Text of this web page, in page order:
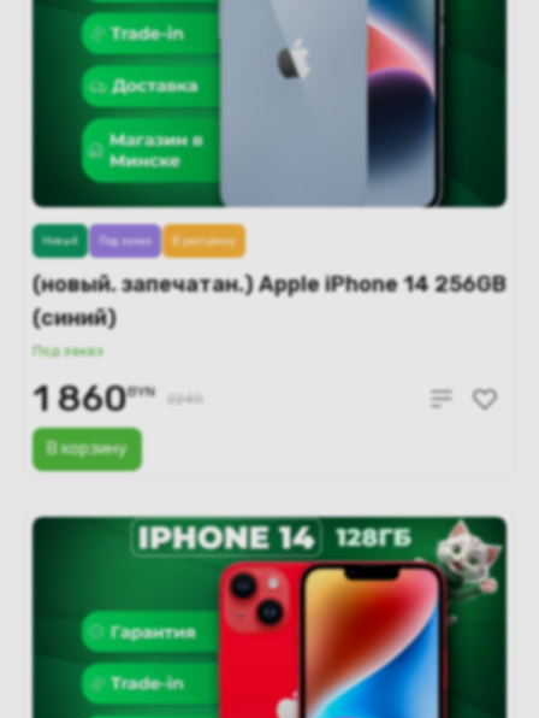
(новый. запечатан.) Apple iPhone 14 256GB
(синий)
Под заказ
В корзину
Новый Под заказ В рассрочку
1 860BYN 2240